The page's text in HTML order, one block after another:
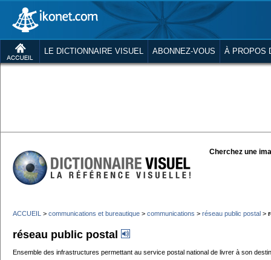
LE DICTIONNAIRE VISUEL ABONNEZ-VOUS À PROPOS
Cherchez une
ACCUEIL > communications et bureautique > communications > réseau public postal >
réseau public postal
Ensemble des infrastructures permettant au service postal national de livrer à son